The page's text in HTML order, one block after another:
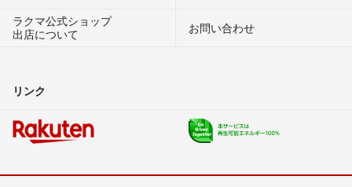
ラクマ公式ショップ
出店について
お問い合わせ
リンク